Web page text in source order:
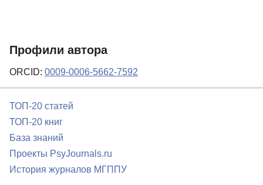
Профили автора
ORCID: 0009-0006-5662-7592
ТОП-20 статей
ТОП-20 книг
База знаний
Проекты PsyJournals.ru
История журналов МГППУ